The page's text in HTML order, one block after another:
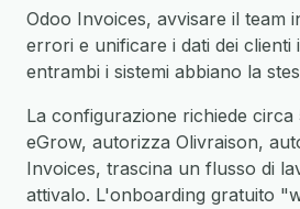
Odoo Invoices, avvisare il team
errori e unificare i dati dei clienti
entrambi i sistemi abbiano la
La configurazione richiede circa
eGrow, autorizza Olivraison,
Invoices, trascina un flusso di
attivalo. L'onboarding gratuito